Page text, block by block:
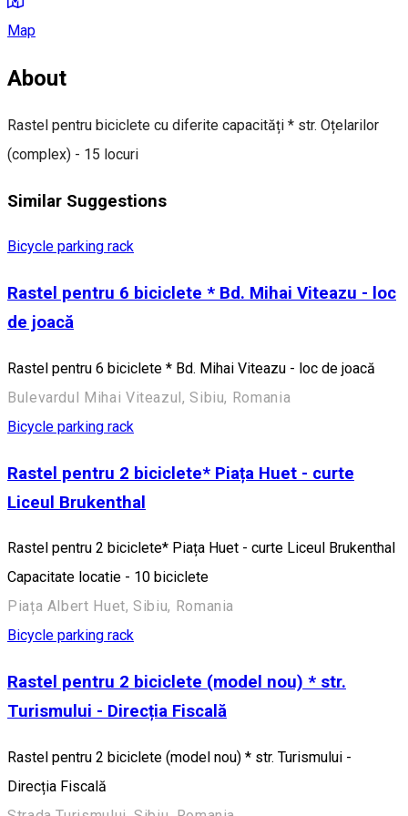
Map
About
Rastel pentru biciclete cu diferite capacități * str. Oțelarilor
(complex) - 15 locuri
Similar Suggestions
Bicycle parking rack
Rastel pentru 6 biciclete * Bd. Mihai Viteazu - loc
de joacă
Rastel pentru 6 biciclete * Bd. Mihai Viteazu - loc de joacă
Bulevardul Mihai Viteazul, Sibiu, Romania
Bicycle parking rack
Rastel pentru 2 biciclete* Piața Huet - curte
Liceul Brukenthal
Rastel pentru 2 biciclete* Piața Huet - curte Liceul Brukenthal
Capacitate locatie - 10 biciclete
Piața Albert Huet, Sibiu, Romania
Bicycle parking rack
Rastel pentru 2 biciclete (model nou) * str.
Turismului - Direcția Fiscală
Rastel pentru 2 biciclete (model nou) * str. Turismului -
Direcția Fiscală